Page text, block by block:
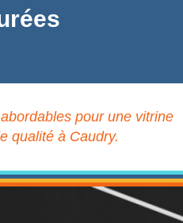
pour une vitrine
qualité à Caudry.